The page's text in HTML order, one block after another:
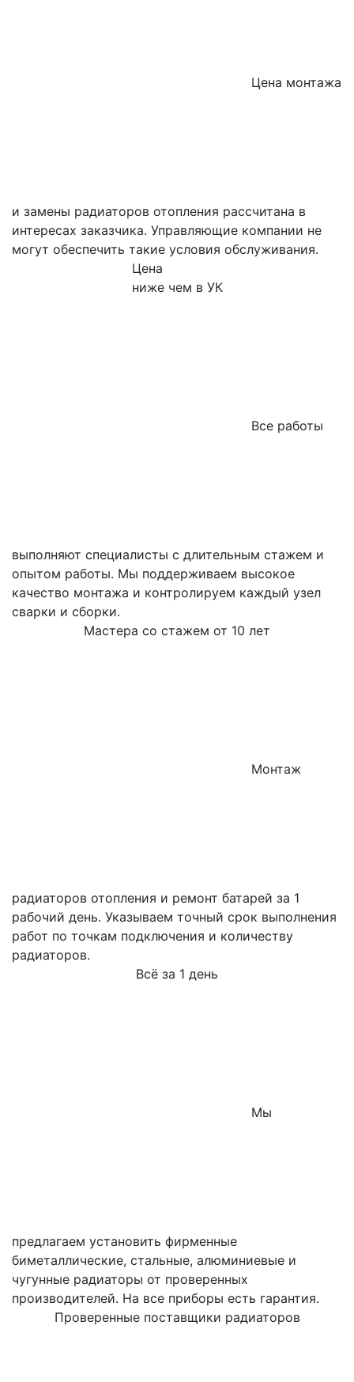
Цена монтажа
и замены радиаторов отопления рассчитана в
интересах заказчика. Управляющие компании не
могут обеспечить такие условия обслуживания.
Цена
ниже чем в УК
Все работы
выполняют специалисты с длительным стажем и
опытом работы. Мы поддерживаем высокое
качество монтажа и контролируем каждый узел
сварки и сборки.
Мастера со стажем от 10 лет
Монтаж
радиаторов отопления и ремонт батарей за 1
рабочий день. Указываем точный срок выполнения
работ по точкам подключения и количеству
радиаторов.
Всё за 1 день
Мы
предлагаем установить фирменные
биметаллические, стальные, алюминиевые и
чугунные радиаторы от проверенных
производителей. На все приборы есть гарантия.
Проверенные поставщики радиаторов